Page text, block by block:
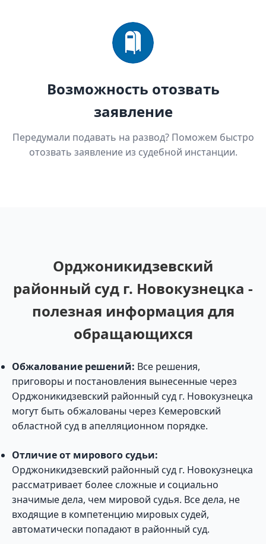
Возможность отозвать
заявление
Передумали подавать на развод? Поможем быстро
отозвать заявление из судебной инстанции.
Орджоникидзевский
районный суд г. Новокузнецка -
полезная информация для
обращающихся
Обжалование решений: Все решения,
приговоры и постановления вынесенные через
Орджоникидзевский районный суд г. Новокузнецка
могут быть обжалованы через Кемеровский
областной суд в апелляционном порядке.
Отличие от мирового судьи:
Орджоникидзевский районный суд г. Новокузнецка
рассматривает более сложные и социально
значимые дела, чем мировой судья. Все дела, не
входящие в компетенцию мировых судей,
автоматически попадают в районный суд.